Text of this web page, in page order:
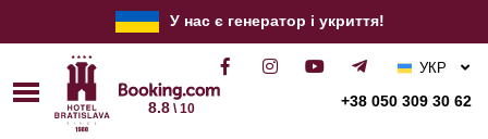
У нас є генератор і укриття!
8.8\ 10 +38 050 309 30 62
РУС
УКР